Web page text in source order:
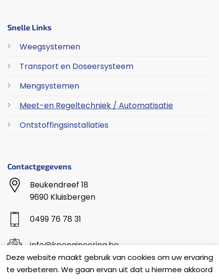
Snelle Links
Weegsystemen
Transport en Doseersysteem
Mengsystemen
Meet-en Regeltechniek / Automatisatie
Ontstoffingsinstallaties
Contactgegevens
Beukendreef 18
9690 Kluisbergen
0499 76 78 31
info@kpengineering.be
Deze website maakt gebruik van cookies om uw ervaring
te verbeteren. We gaan ervan uit dat u hiermee akkoord